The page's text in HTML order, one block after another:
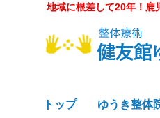
地域に根差して20年！鹿
トップ ゆうき整体